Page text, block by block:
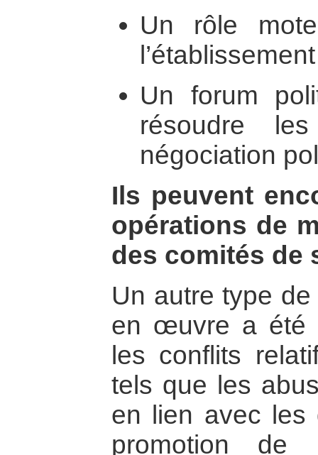
Un rôle
Un forum
résoudre
négociation
Ils peuvent
opérations de
des comités de
Un autre type
en œuvre a été
les conflits
tels que les
en lien avec les
promotion de